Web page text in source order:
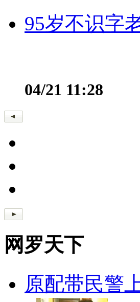
95岁不识字
04/21 11:28
网罗天下
原配带民警